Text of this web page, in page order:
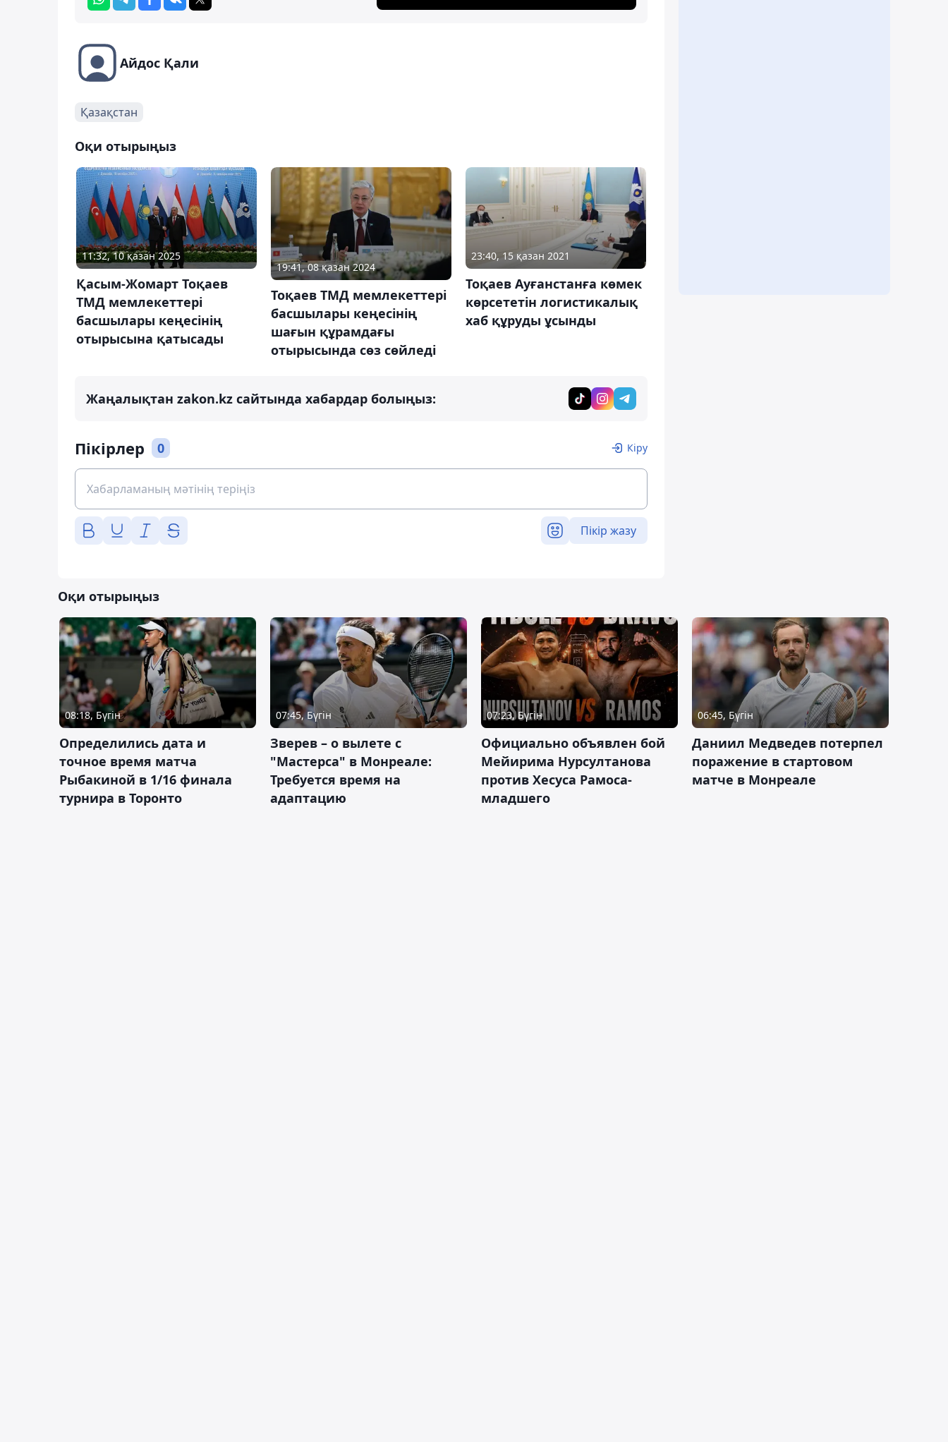
Айдос Қали
Қазақстан
Оқи отырыңыз
11:32, 10 қазан 2025
Қасым-Жомарт Тоқаев
ТМД мемлекеттері
басшылары кеңесінің
отырысына қатысады
19:41, 08 қазан 2024
Тоқаев ТМД мемлекеттері
басшылары кеңесінің
шағын құрамдағы
отырысында сөз сөйледі
23:40, 15 қазан 2021
Тоқаев Ауғанстанға көмек
көрсететін логистикалық
хаб құруды ұсынды
Жаңалықтан zakon.kz сайтында хабардар болыңыз:
Пікірлер 0 Кіру
Пікір жазу
Оқи отырыңыз
08:18, Бүгін
Определились дата и
точное время матча
Рыбакиной в 1/16 финала
турнира в Торонто
07:45, Бүгін
Зверев – о вылете с
"Мастерса" в Монреале:
Требуется время на
адаптацию
07:23, Бүгін
Официально объявлен бой
Мейирима Нурсултанова
против Хесуса Рамоса-
младшего
06:45, Бүгін
Даниил Медведев потерпел
поражение в стартовом
матче в Монреале